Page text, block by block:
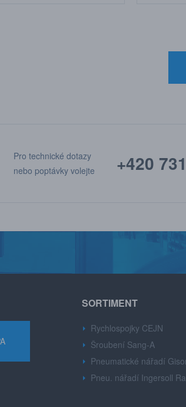
Pro technické dotazy
nebo poptávky volejte
+420
SORTIMENT
Rychlospojky CEJN
Šroubení Sang-A
Pneumatické nářadí
Pneu. nářadí Ingersoll